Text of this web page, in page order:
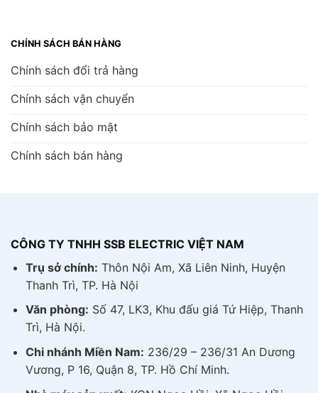
CHÍNH SÁCH BÁN HÀNG
Chính sách đổi trả hàng
Chính sách vận chuyển
Chính sách bảo mật
Chính sách bán hàng
CÔNG TY TNHH SSB ELECTRIC VIỆT NAM
Trụ sở chính: Thôn Nội Am, Xã Liên Ninh, Huyện
Thanh Trì, TP. Hà Nội
Văn phòng: Số 47, LK3, Khu đấu giá Tứ Hiệp, Thanh
Trì, Hà Nội.
Chi nhánh Miền Nam: 236/29 – 236/31 An Dương
Vương, P 16, Quận 8, TP. Hồ Chí Minh.